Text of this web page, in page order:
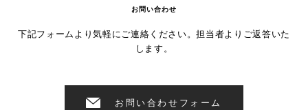
お問い合わせ
下記フォームより気軽にご連絡ください。担当者よりご返答いた
します。
お問い合わせフォーム